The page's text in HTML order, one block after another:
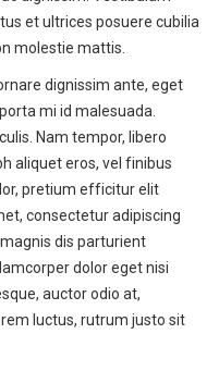
et ultrices posuere cubilia
molestie mattis.
dignissim ante, eget
mi id malesuada.
Nam tempor, libero
aliquet eros, vel finibus
pretium efficitur elit
consectetur adipiscing
dis parturient
dolor eget nisi
auctor odio at,
luctus, rutrum justo sit